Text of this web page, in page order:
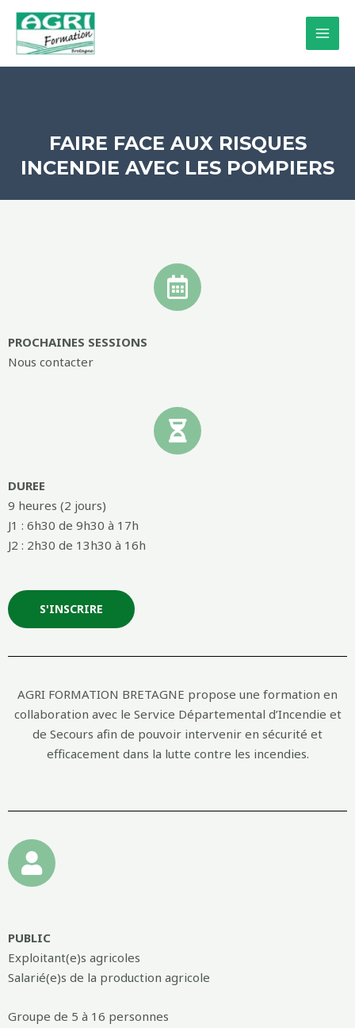
Aller
contenu
FAIRE FACE AUX RISQUES
INCENDIE AVEC LES POMPIERS
PROCHAINES SESSIONS
Nous contacter
DUREE
9 heures (2 jours)
J1 : 6h30 de 9h30 à 17h
J2 : 2h30 de 13h30 à 16h
S'INSCRIRE
AGRI FORMATION BRETAGNE propose une formation en
collaboration avec le Service Départemental d’Incendie et
de Secours afin de pouvoir intervenir en sécurité et
efficacement dans la lutte contre les incendies.
PUBLIC
Exploitant(e)s agricoles
Salarié(e)s de la production agricole
Groupe de 5 à 16 personnes